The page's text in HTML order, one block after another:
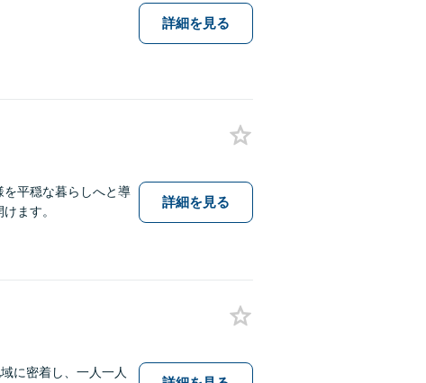
詳細を見る
を平穏な暮らしへと導
ます。
詳細を見る
に密着し、一人一人